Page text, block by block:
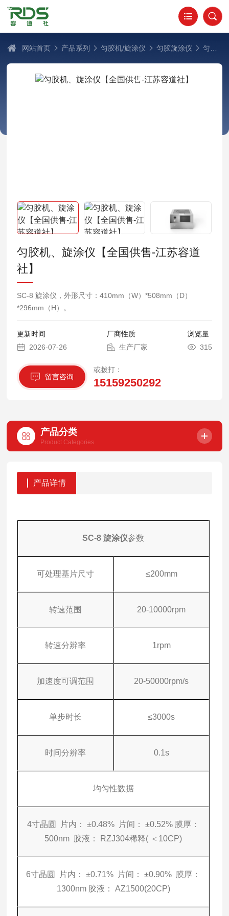
网站首页 产品系列 匀胶机/旋涂仪 匀胶旋涂仪 匀胶机、旋涂仪【全国供售-江苏容道社】
匀胶机、旋涂仪【全国供售-江苏容道
社】
SC-8 旋涂仪，外形尺寸：410mm（W）*508mm（D）
*296mm（H）。
更新时间
2026-07-26
厂商性质
生产厂家
浏览量
315
留言咨询
或拨打：
15159250292
产品分类
Product Categories
产品详情
SC-8旋涂仪参数
可处理基片尺寸 ≤200mm
转速范围 20-10000rpm
转速分辨率 1rpm
加速度可调范围 20-50000rpm/s
单步时长 ≤3000s
时间分辨率 0.1s
均匀性数据
4寸晶圆 片内： ±0.48% 片间： ±0.52% 膜厚：
500nm 胶液： RZJ304稀释( ＜10CP)
6寸晶圆 片内： ±0.71% 片间： ±0.90% 膜厚：
1300nm 胶液： AZ1500(20CP)